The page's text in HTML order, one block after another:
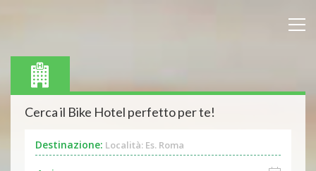
Cerca il Bike Hotel perfetto per te!
Destinazione: Località: Es. Roma